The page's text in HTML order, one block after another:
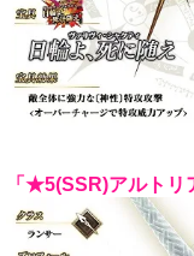
「★5(SSR)アルトリ